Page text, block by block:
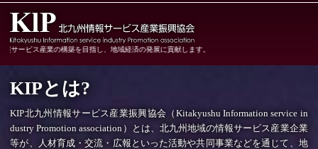
サービス産業の構築を目指し、地域経済の発展に貢献します。
KIPとは?
KIP北九州情報サービス産業振興協会（Kitakyushu Information service in
dustry Promotion association）とは、北九州地域の情報サービス産業企業
等が、人材育成・交流・広報といった活動や共同事業などを通じて、地